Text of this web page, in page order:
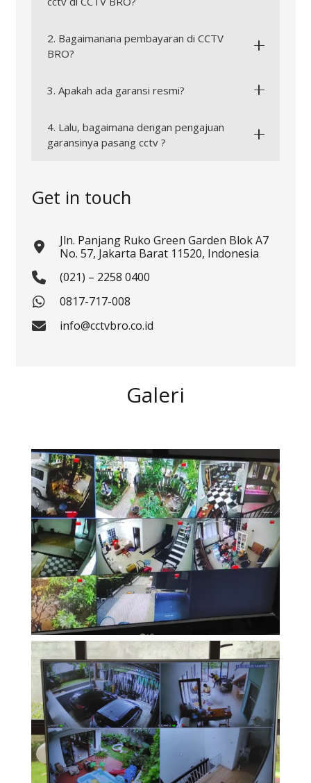
2. Bagaimanana pembayaran di CCTV
BRO?
3. Apakah ada garansi resmi?
4. Lalu, bagaimana dengan pengajuan
garansinya pasang cctv ?
Get in touch
Jln. Panjang Ruko Green Garden Blok A7
No. 57, Jakarta Barat 11520, Indonesia
(021) – 2258 0400
0817-717-008
info@cctvbro.co.id
Galeri